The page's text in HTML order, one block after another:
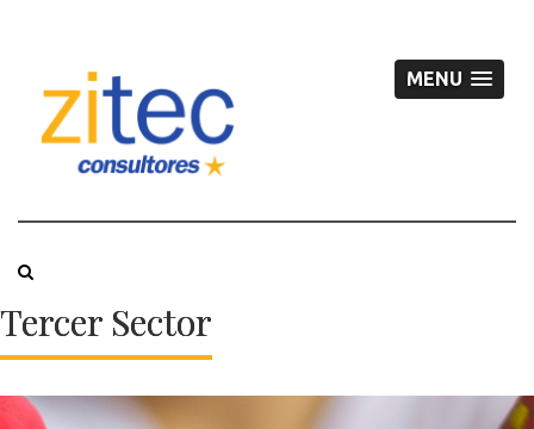
MENU
Tercer Sector